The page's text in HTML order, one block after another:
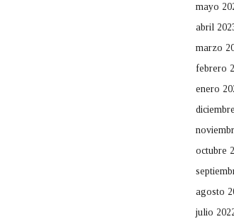
mayo
abril
marzo
febrero
enero
octubre
agosto
julio